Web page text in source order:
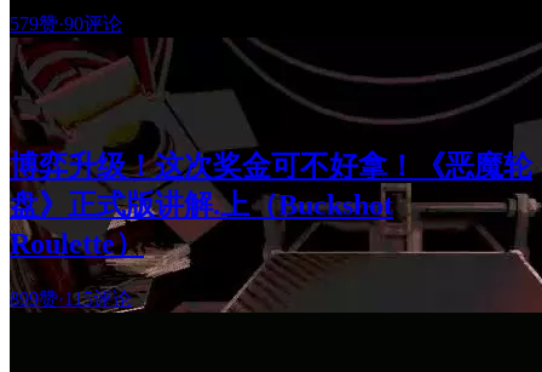
579赞·90评论
博弈升级！这次奖金可不好拿！《恶魔轮
盘》正式版讲解.上（Buckshot
Roulette）
899赞·115评论